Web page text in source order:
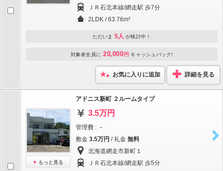
ＪＲ石北本線/網走駅 歩7分
2LDK / 63.76m²
ただいま 5人 が検討中！
対象者全員に 20,000 円 キャッシュバック!
お気に入りに追加 詳細を見る
もっと見る
アドニス新町 ２ルームタイプ
3.5万円
管理費 : －
敷金 3.5万円 / 礼金 無料
北海道網走市新町１
ＪＲ石北本線/網走駅 歩5分